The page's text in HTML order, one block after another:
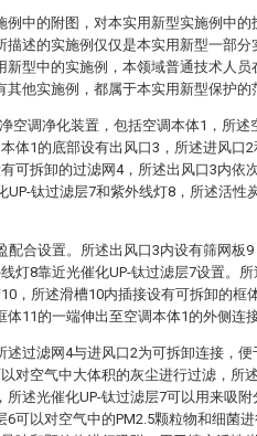
例中的附图，对本实用新型实施例中的
描述的实施例仅仅是本实用新型一部分
新型中的实施例，本领域普通技术人员
他实施例，都属于本实用新型保护的
空调净化装置，包括空调本体1，所述
体1的底部设有出风口3，所述进风口
可拆卸的过滤网4，所述出风口3内依
UP-钛过滤层7和紫外线灯8，所述活性
配合设置。所述出风口3内设有筛网板
灯8靠近光催化UP-钛过滤层7设置。
，所述滑槽10内插接设有可拆卸的框
11的一端伸出至空调本体1的外侧连
述过滤网4与进风口2为可拆卸连接，
对空气中大体积的灰尘进行过滤，所
所述光催化UP-钛过滤层7可以用来吸
6可以对空气中的PM2.5颗粒物和细菌